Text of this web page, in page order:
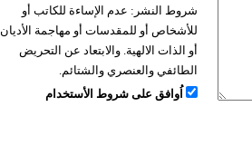
شروط النشر: عدم الإساءة للكاتب أو
للأشخاص أو للمقدسات أو مهاجمة الأديان
أو الذات الالهية. والابتعاد عن التحريض
الطائفي والعنصري والشتائم.
اُوافق على شروط الأستخدام